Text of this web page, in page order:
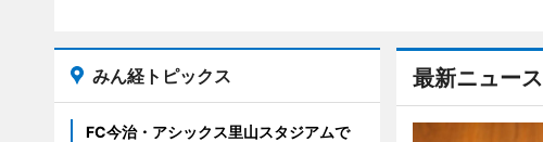
最新ニュース
みん経トピックス
FC今治・アシックス里山スタジアムで